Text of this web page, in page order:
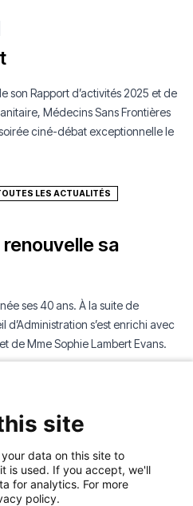
son Rapport d’activités 2025 et de
Médecins Sans Frontières
ciné-débat exceptionnelle le
LES ACTUALITÉS
sa
ses 40 ans. À la suite de
d’Administration s’est enrichi avec
de Mme Sophie Lambert Evans.
sépare une
né
de la violence entre
quartier de la capitale
site
data on this site to
is used. If you accept, we'll
for analytics. For more
policy.